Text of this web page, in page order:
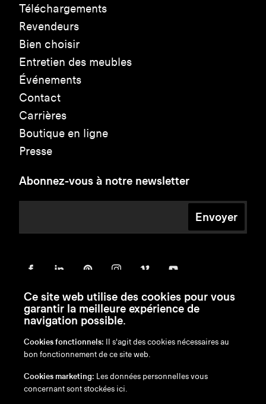
Téléchargements
Revendeurs
Bien choisir
Entretien des meubles
Événements
Contact
Carrières
Boutique en ligne
Presse
Abonnez-vous à notre newsletter
Envoyer
en/nl/fr/de
Exonération de responsabilité
Ce site web utilise des cookies pour vous
garantir la meilleure expérience de
navigation possible.
Cookies fonctionnels: Il s'agit des cookies nécessaires au
bon fonctionnement de ce site web.
Cookies marketing: Les données personnelles vous
concernant sont stockées ici.